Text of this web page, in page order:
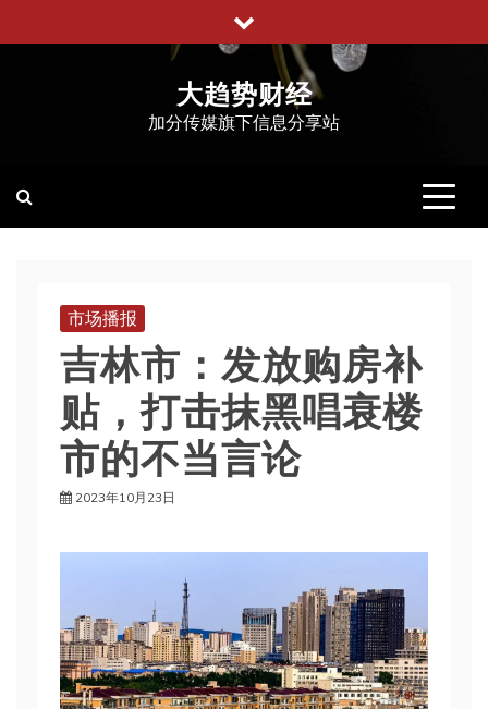
至
大趋势财经
加分传媒旗下信息分享站
市场播报
吉林市：发放购房补
贴，打击抹黑唱衰楼
市的不当言论
2023年10月23日